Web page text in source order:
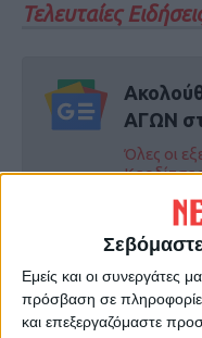
Εμείς και οι συνεργάτες
πρόσβαση σε
και επεξεργαζόμαστε
Τελευταίες
ΑΓΩΝ
Όλες οι
ΠΡΟΗΓΟΥΜΕΝΟ ΑΡΘΡΟ
Το ρήγμα των